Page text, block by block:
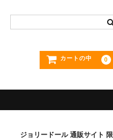
カートの中 0
ジョリードール 通販サイト 限